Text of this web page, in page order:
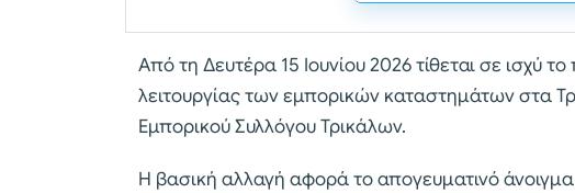
Από τη Δευτέρα 15 Ιουνίου 2026 τίθεται σε ισχύ
λειτουργίας των εμπορικών καταστημάτων στα
Εμπορικού Συλλόγου Τρικάλων.
Η βασική αλλαγή αφορά το απογευματινό